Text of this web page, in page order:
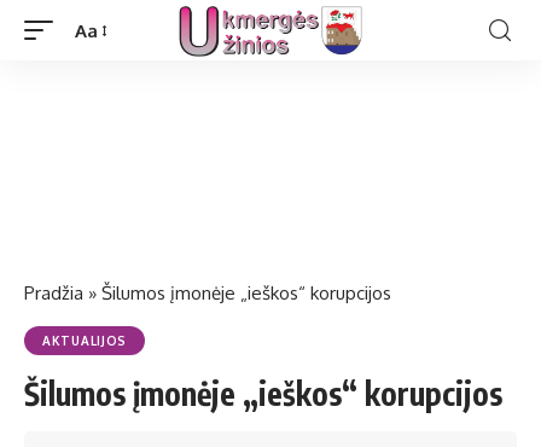
Aa
Pradžia » Šilumos įmonėje „ieškos“ korupcijos
AKTUALIJOS
Šilumos įmonėje „ieškos“ korupcijos